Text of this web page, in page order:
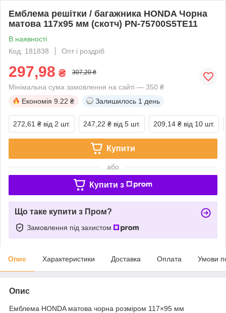
Емблема решітки / багажника HONDA Чорна
матова 117х95 мм (скотч) PN-75700S5TE11
В наявності
Код: 181838
Опт і роздріб
297,98 ₴ 307,20 ₴
Мінімальна сума замовлення на сайті — 350 ₴
Економія 9.22 ₴ Залишилось 1 день
272,61 ₴ від 2 шт. 247,22 ₴ від 5 шт. 209,14 ₴ від 10 шт.
Купити
або
Купити з
Що таке купити з Пром?
Замовлення під захистом
Опис Характеристики Доставка Оплата Умови
Опис
Емблема HONDA матова чорна розміром 117×95 мм